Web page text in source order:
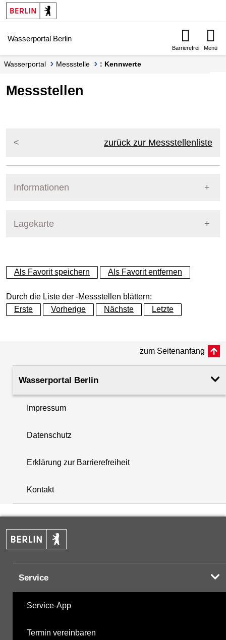
Springe zur Navigation
Springe zum Inhalt
Wasserportal Berlin
Barrierefrei Menü
Wasserportal Messstelle : Kennwerte
Messstellen
zurück zur Messstellenliste
Informationen
Lagekarte
+
−
+
−
Als Favorit speichern Als Favorit entfernen
Durch die Liste der -Messstellen blättern:
Erste
Vorherige Nächste Letzte
zum Seitenanfang
Wasserportal Berlin
Impressum
Datenschutz
Erklärung zur Barrierefreiheit
Kontakt
Service
Service-App
Termin vereinbaren